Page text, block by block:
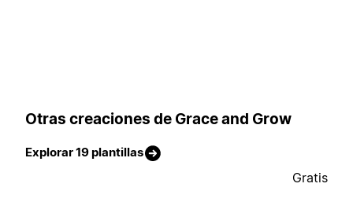
Otras creaciones de Grace and Grow
Explorar 19 plantillas
Gratis